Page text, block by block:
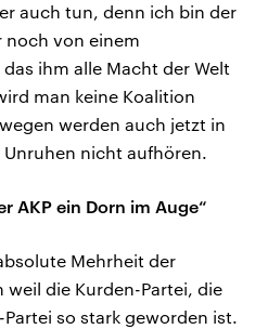
auch tun, denn ich bin der
noch von einem
ihm alle Macht der Welt
man keine Koalition
werden auch jetzt in
nicht aufhören.
AKP ein Dorn im Auge“
Mehrheit der
die Kurden-Partei, die
so stark geworden ist.